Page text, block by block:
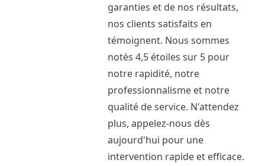
garanties et de nos résultats,
nos clients satisfaits en
témoignent. Nous sommes
notés 4,5 étoiles sur 5 pour
notre rapidité, notre
professionnalisme et notre
qualité de service. N'attendez
plus, appelez-nous dès
aujourd'hui pour une
intervention rapide et efficace.